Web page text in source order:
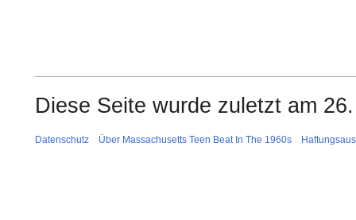
Diese Seite wurde zuletzt am
Datenschutz Über Massachusetts Teen Beat In The 1960s